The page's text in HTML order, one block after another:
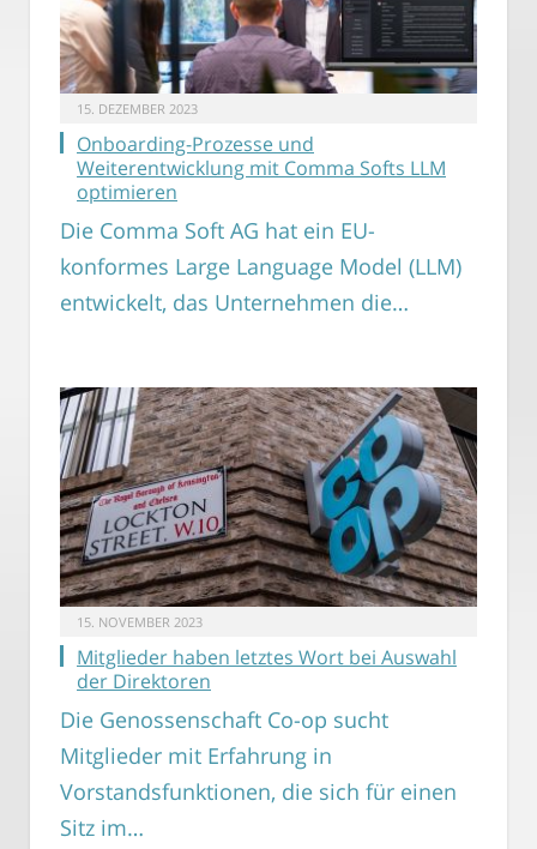
15. DEZEMBER 2023
Onboarding-Prozesse und
Weiterentwicklung mit Comma Softs LLM
optimieren
Die Comma Soft AG hat ein EU-
konformes Large Language Model (LLM)
entwickelt, das Unternehmen die…
15. NOVEMBER 2023
Mitglieder haben letztes Wort bei Auswahl
der Direktoren
Die Genossenschaft Co-op sucht
Mitglieder mit Erfahrung in
Vorstandsfunktionen, die sich für einen
Sitz im…